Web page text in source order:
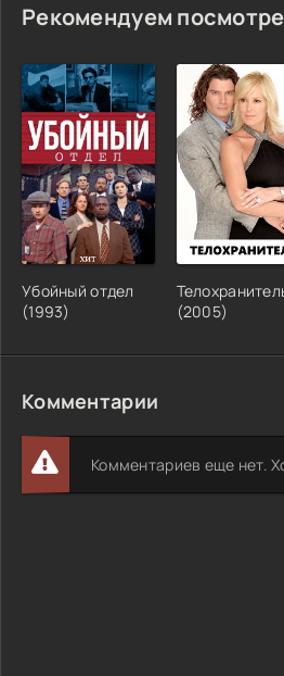
Рекомендуем
Убойный отдел
(1993)
(2005)
Комментарии
Комментариев еще нет.